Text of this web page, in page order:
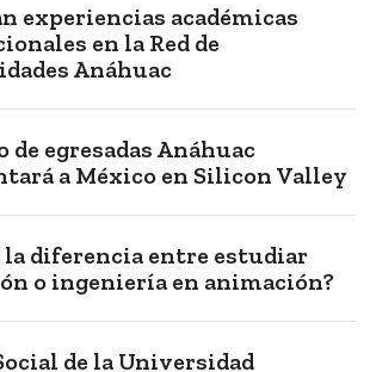
experiencias académicas
en la Red de
Anáhuac
de egresadas Anáhuac
a México en Silicon Valley
la diferencia entre estudiar
o ingeniería en animación?
de la Universidad